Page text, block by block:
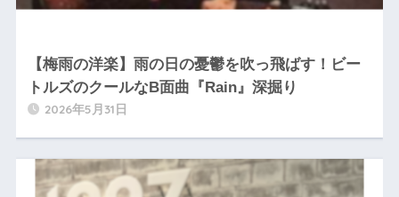
【梅雨の洋楽】雨の日の憂鬱を吹っ飛ばす！ビー
トルズのクールなB面曲『Rain』深掘り
2026年5月31日